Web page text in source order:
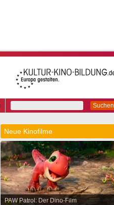
Suchen
Neue Kinofilme
PAW Patrol: Der Dino-Film